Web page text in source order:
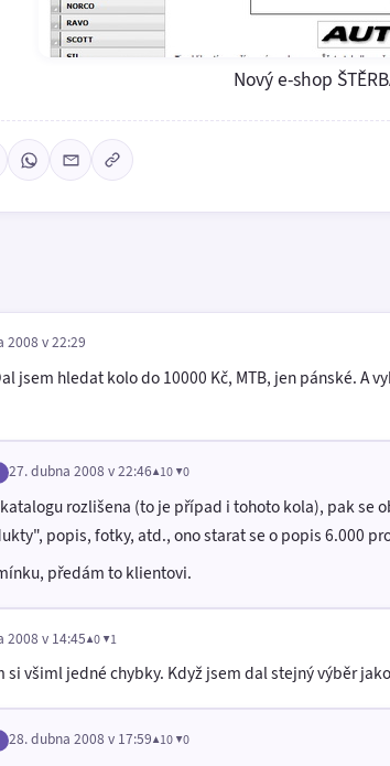
Nový e-shop
2008 v 22:29
jsem hledat kolo do 10000 Kč, MTB, jen pánské. A
27. dubna 2008 v 22:46▲10 ▼0
rozlišena (to je případ i tohoto kola), pak se
popis, fotky, atd., ono starat se o popis 6.000
předám to klientovi.
2008 v 14:45▲0 ▼1
si všiml jedné chybky. Když jsem dal stejný výběr
28. dubna 2008 v 17:59▲10 ▼0